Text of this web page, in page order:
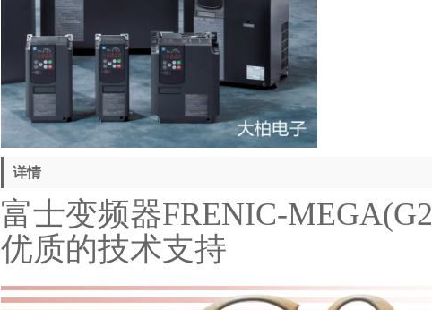
详情
富士变频器FRENIC-
优质的技术支持